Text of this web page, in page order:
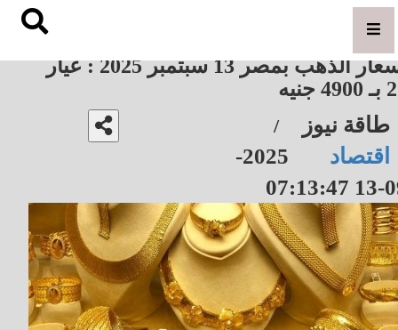
أسعار الذهب بمصر 13 سبتمبر 2025 : عيار
جنيه
طاقة نيوز /
اقتصاد
2025-
09-13